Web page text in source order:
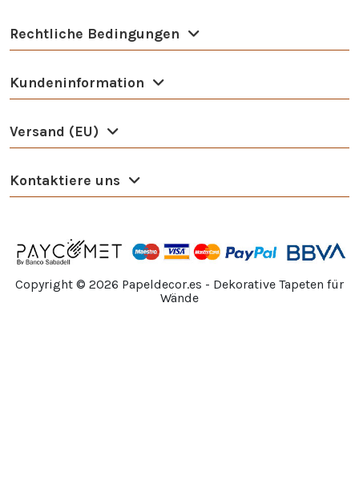
Rechtliche Bedingungen
Kundeninformation
Versand (EU)
Kontaktiere uns
Copyright © 2026 Papeldecor.es - Dekorative Tapeten für
Wände